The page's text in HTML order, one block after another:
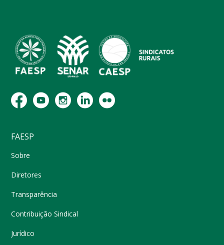
FAESP
Sobre
Diretores
Transparência
Contribuição Sindical
Jurídico